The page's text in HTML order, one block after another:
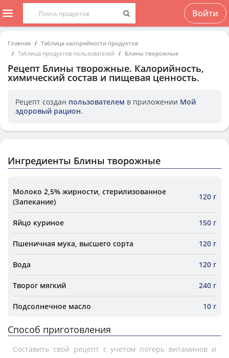
Войти
Главная
Таблица калорийности продуктов
Таблица продуктов пользователей
Блины творожные
Рецепт Блины творожные. Калорийность,
химический состав и пищевая ценность.
Рецепт создан пользователем в приложении Мой
здоровый рацион.
Ингредиенты Блины творожные
Молоко 2,5% жирности, стерилизованное
(Запекание)
120 г
Яйцо куриное 150 г
Пшеничная мука, высшего сорта 120 г
Вода 120 г
Творог мягкий 240 г
Подсолнечное масло 10 г
Способ приготовления
Составить свой рецепт с учетом потерь витаминов и